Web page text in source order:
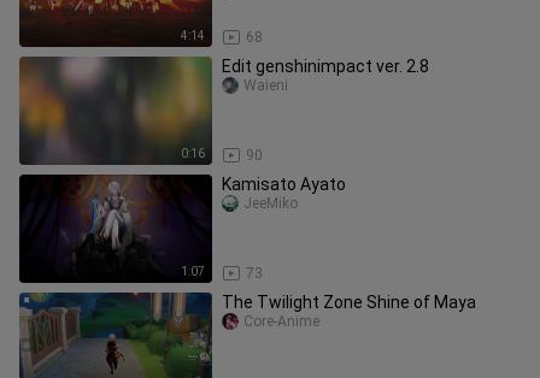
4:14 68
0:16
Edit genshinimpact ver. 2.8
90
Waieni
1:07
Kamisato Ayato
73
JeeMiko
The Twilight Zone Shine of Maya
Core-Anime